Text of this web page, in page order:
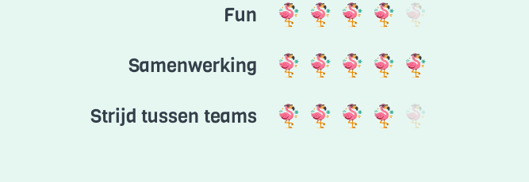
Fun
Samenwerking
Strijd tussen teams